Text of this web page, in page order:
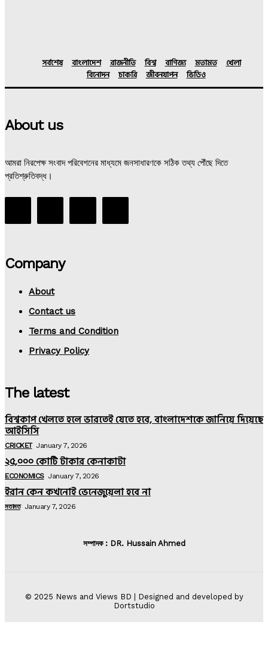
সর্বশেষ বাংলাদেশ রাজনীতি বিশ্ব বাণিজ্য মতামত
খেলা
বিনোদন
চাকরি জীবনযাপন ভিডিও
About us
আমরা নিরপেক্ষ সংবাদ পরিবেশনের মাধ্যমে জনসাধারণকে সঠিক তথ্য পৌঁছে দিতে
প্রতিশ্রুতিবদ্ধ।
Company
About
Contact us
Terms and Condition
Privacy Policy
The latest
বিশ্বকাপ খেলতে হলে ভারতেই যেতে হবে, বাংলাদেশকে জানিয়ে দিয়েছে
আইসিসি
CRICKET January 7, 2026
২৫,০০০ কোটি টাকার কেনাকাটা
ECONOMICS January 7, 2026
ইরান কেন কখনোই ভেনেজুয়েলা হবে না
মতামত January 7, 2026
সম্পাদক : DR. Hussain Ahmed
© 2025 News and Views BD | Designed and developed by
Dortstudio